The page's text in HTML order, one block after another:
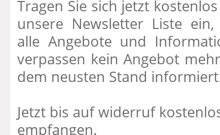
Tragen Sie sich jetzt
unsere Newsletter Liste
alle Angebote und
verpassen kein Angebot
dem neusten Stand
Jetzt bis auf widerruf
empfangen.